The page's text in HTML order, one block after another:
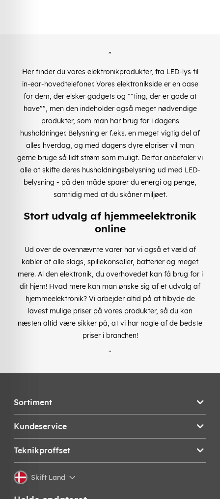
"
Her finder du vores elektronikprodukter, fra LED-lys til
in-ear-hovedtelefoner. Vores elektronikside er en oase
for dem, der elsker gadgets og ""ting, der er gode at
have"", men den indeholder også meget nødvendige
produkter, som man har brug for i dagens
husholdninger. Belysning er f.eks. en meget vigtig del af
alles hverdag, og med dagens dyre elpriser vil man
gerne bruge så lidt strøm som muligt. Derfor anbefaler vi
alle at skifte deres husholdningsbelysning ud med LED-
belysning - på den måde sparer du energi og penge,
samtidig med at du skåner miljøet.
Stort udvalg af hjemmeelektronik
online
Ud over de ovennævnte varer har vi også et væld af
kabler af alle slags, spillekonsoller, batterier og meget
mere. Al den elektronik, du overhovedet kan få brug for i
dit hjem! Hvad mere kan man ønske sig af et udvalg af
hjemmeelektronik? Vi arbejder altid på at tilbyde de
lavest mulige priser på vores produkter, så du kan
næsten altid være sikker på, at vi har nogle af de bedste
priser i branchen!
"
Sortiment
Kundeservice
Teknikproffset
Skift Land